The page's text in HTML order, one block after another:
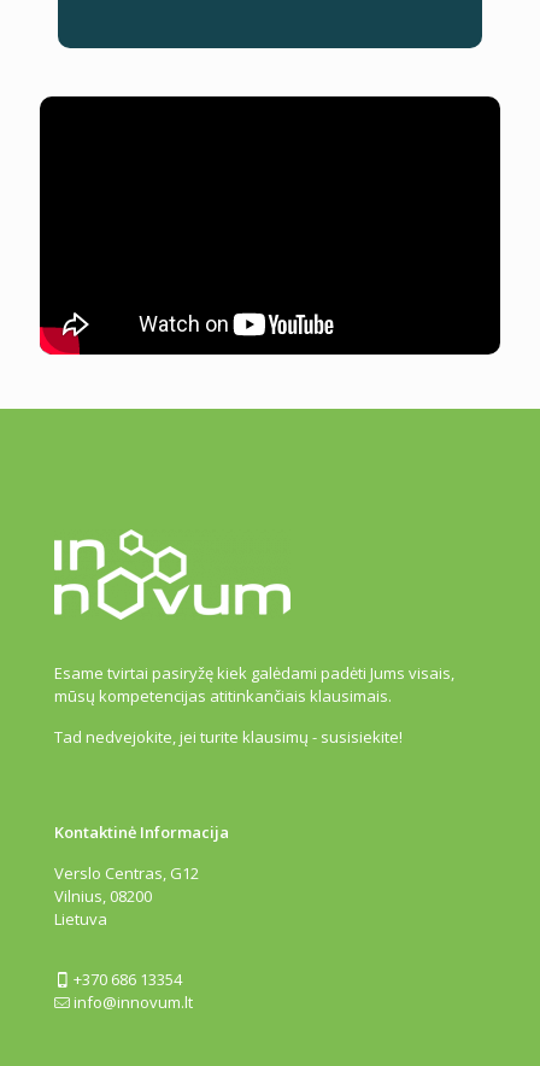
Esame tvirtai pasiryžę kiek galėdami padėti Jums visais,
mūsų kompetencijas atitinkančiais klausimais.
Tad nedvejokite, jei turite klausimų - susisiekite!
Kontaktinė Informacija
Verslo Centras, G12
Vilnius, 08200
Lietuva
+370 686 13354
info@innovum.lt